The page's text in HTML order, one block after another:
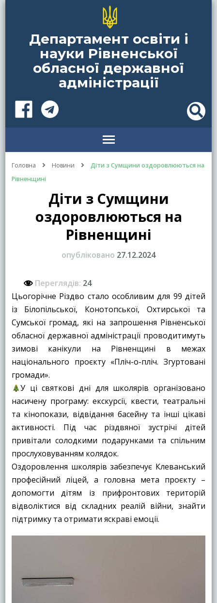
Департамент освіти і
науки Рівненської
обласної державної
адміністрації
Головна Новини
Діти з Сумщини оздоровлюються на
Рівненщині
Діти з Сумщини
оздоровлюються на
Рівненщині
опубліковано 27.12.2024
Переглядів: 24
Цьогорічне Різдво стало особливим для 99 дітей
із Білопільської, Конотопської, Охтирської та
Сумської громад, які на запрошення Рівненської
обласної державної адміністрації проводитимуть
зимові канікули на Рівненщині в межах
національного проєкту «Пліч-о-пліч. Згуртовані
громади».
У ці святкові дні для школярів організовано
насичену програму: екскурсії, квести, театральні
та кінопокази, відвідання басейну та інші цікаві
активності. Під час різдвяної зустрічі дітей
привітали солодкими подарунками та спільним
прослуховуванням колядок.
Оздоровлення школярів забезпечує Клеванський
професійний ліцей, а головна мета проєкту –
допомогти дітям із прифронтових територій
відволіктися від складних реалій війни, знайти
підтримку та отримати яскраві емоції.